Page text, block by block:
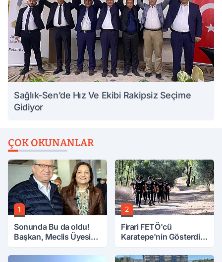
Sağlık-Sen’de Hız Ve Ekibi Rakipsiz Seçime
Gidiyor
ÇOK OKUNANLAR
1
Sonunda Bu da oldu!
Başkan, Meclis Üyesini
Attırdı
2
Firari FETÖ'cü
Karatepe'nin Gösterdiği
Aranıyor